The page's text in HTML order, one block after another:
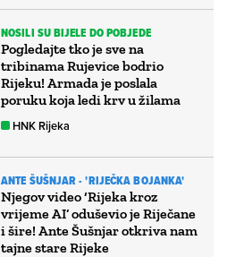
NOSILI SU BIJELE DO POBJEDE
Pogledajte tko je sve na
tribinama Rujevice bodrio
Rijeku! Armada je poslala
poruku koja ledi krv u žilama
HNK Rijeka
ANTE ŠUŠNJAR - 'RIJEČKA BOJANKA'
Njegov video ‘Rijeka kroz
vrijeme AI’ oduševio je Riječane
i šire! Ante Šušnjar otkriva nam
tajne stare Rijeke